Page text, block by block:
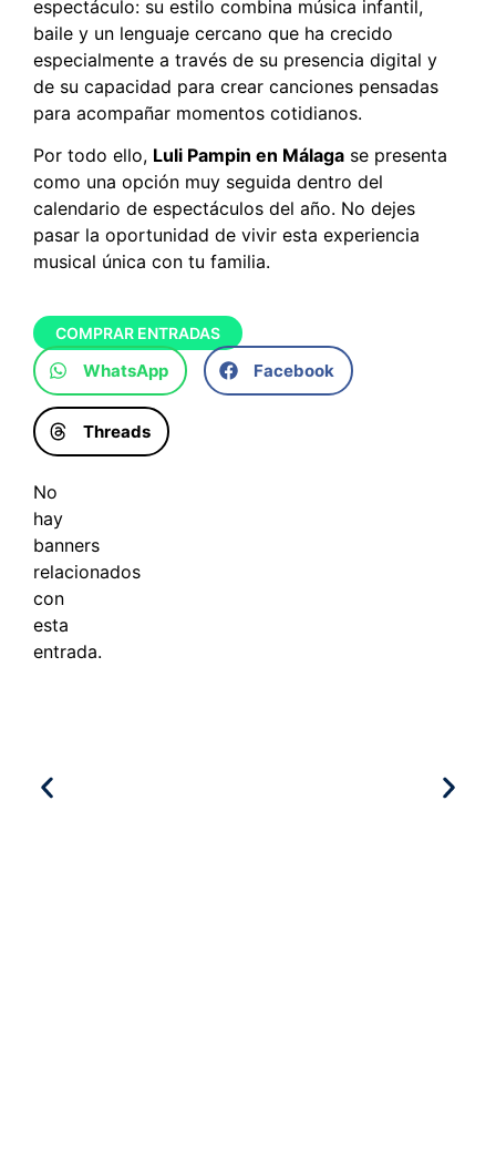
espectáculo: su estilo combina música infantil,
baile y un lenguaje cercano que ha crecido
especialmente a través de su presencia digital y
de su capacidad para crear canciones pensadas
para acompañar momentos cotidianos.
Por todo ello, Luli Pampin en Málaga se presenta
como una opción muy seguida dentro del
calendario de espectáculos del año. No dejes
pasar la oportunidad de vivir esta experiencia
musical única con tu familia.
COMPRAR ENTRADAS
WhatsApp Facebook
Threads
No
hay
banners
relacionados
con
esta
entrada.